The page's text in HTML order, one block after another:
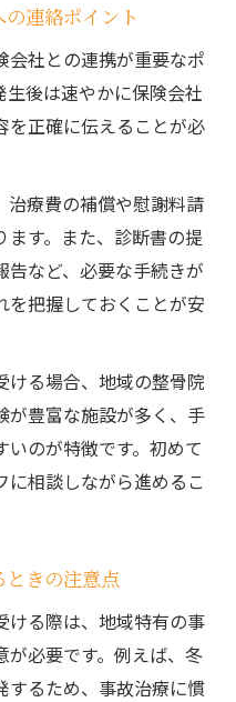
連絡ポイント
会社との連携が重要なポ
後は速やかに保険会社
を正確に伝えることが必
治療費の補償や慰謝料請
す。また、診断書の提
告など、必要な手続きが
を把握しておくことが安
ける場合、地域の整骨院
が豊富な施設が多く、手
のが特徴です。初めて
に相談しながら進めるこ
きの注意点
ける際は、地域特有の事
必要です。例えば、冬
するため、事故治療に慣